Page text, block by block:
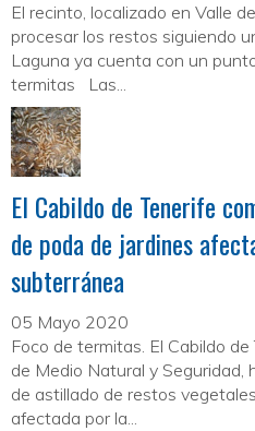
El recinto, localizado en Valle
procesar los restos siguiendo
Laguna ya cuenta con un
termitas Las...
El Cabildo de Tenerife
de poda de jardines
subterránea
05 Mayo 2020
Foco de termitas. El Cabildo
de Medio Natural y Seguridad,
de astillado de restos
afectada por la...